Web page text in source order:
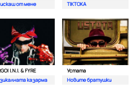
от мене
TIKTOKA
I.N.I. & FYRE
казарма
Устата
Новите братушки